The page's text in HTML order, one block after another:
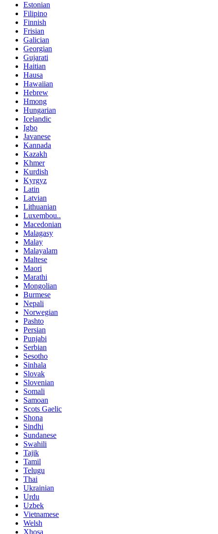
Estonian
Filipino
Finnish
Frisian
Galician
Georgian
Gujarati
Haitian
Hausa
Hawaiian
Hebrew
Hmong
Hungarian
Icelandic
Igbo
Javanese
Kannada
Kazakh
Khmer
Kurdish
Kyrgyz
Latin
Latvian
Lithuanian
Luxembou..
Macedonian
Malagasy
Malay
Malayalam
Maltese
Maori
Marathi
Mongolian
Burmese
Nepali
Norwegian
Pashto
Persian
Punjabi
Serbian
Sesotho
Sinhala
Slovak
Slovenian
Somali
Samoan
Scots Gaelic
Shona
Sindhi
Sundanese
Swahili
Tajik
Tamil
Telugu
Thai
Ukrainian
Urdu
Uzbek
Vietnamese
Welsh
Xhosa